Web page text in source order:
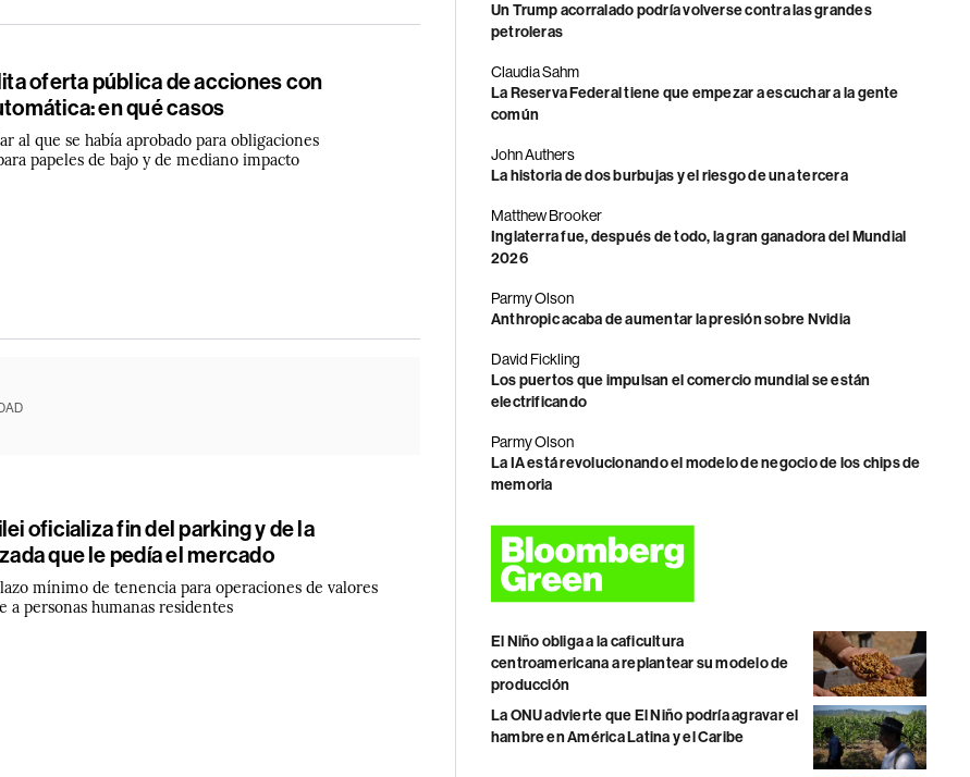
oferta pública de acciones con
en qué casos
al que se había aprobado para obligaciones
papeles de bajo y de mediano impacto
oficializa fin del parking y de la
que le pedía el mercado
mínimo de tenencia para operaciones de valores
a personas humanas residentes
Un Trump acorralado podría volverse contra las grandes
petroleras
Claudia Sahm
La Reserva Federal tiene que empezar a escuchar a la gente
común
John Authers
La historia de dos burbujas y el riesgo de una tercera
Matthew Brooker
Inglaterra fue, después de todo, la gran ganadora del Mundial
2026
Parmy Olson
Anthropic acaba de aumentar la presión sobre Nvidia
David Fickling
Los puertos que impulsan el comercio mundial se están
electrificando
Parmy Olson
La IA está revolucionando el modelo de negocio de los chips de
memoria
El Niño obliga a la caficultura
centroamericana a replantear su modelo de
producción
La ONU advierte que El Niño podría agravar el
hambre en América Latina y el Caribe